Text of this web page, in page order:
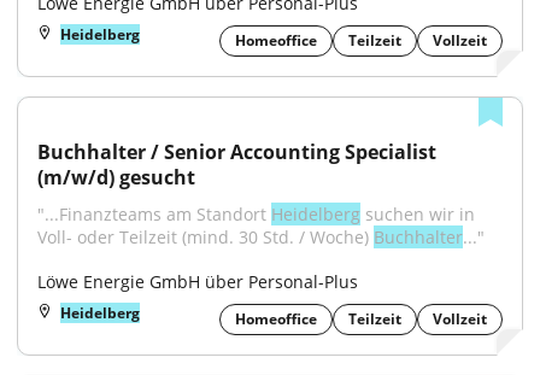
Heidelberg Homeoffice Teilzeit Vollzeit
Buchhalter / Senior Accounting Specialist
(m/w/d) gesucht
"...Finanzteams am Standort Heidelberg suchen wir in
Voll- oder Teilzeit (mind. 30 Std. / Woche) Buchhalter..."
Löwe Energie GmbH über Personal-Plus
Heidelberg Homeoffice Teilzeit Vollzeit